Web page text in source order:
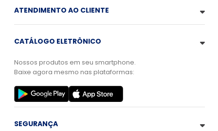
ATENDIMENTO AO CLIENTE
CATÁLOGO ELETRÔNICO
Nossos produtos em seu smartphone.
Baixe agora mesmo nas plataformas:
SEGURANÇA